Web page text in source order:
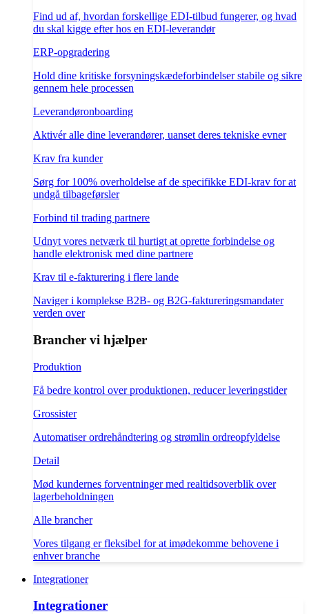
Find ud af, hvordan forskellige EDI-tilbud fungerer, og hvad
du skal kigge efter hos en EDI-leverandør
ERP-opgradering
Hold dine kritiske forsyningskædeforbindelser stabile og sikre
gennem hele processen
Leverandøronboarding
Aktivér alle dine leverandører, uanset deres tekniske evner
Krav fra kunder
Sørg for 100% overholdelse af de specifikke EDI-krav for at
undgå tilbageførsler
Forbind til trading partnere
Udnyt vores netværk til hurtigt at oprette forbindelse og
handle elektronisk med dine partnere
Krav til e-fakturering i flere lande
Naviger i komplekse B2B- og B2G-faktureringsmandater
verden over
Brancher vi hjælper
Produktion
Få bedre kontrol over produktionen, reducer leveringstider
Grossister
Automatiser ordrehåndtering og strømlin ordreopfyldelse
Detail
Mød kundernes forventninger med realtidsoverblik over
lagerbeholdningen
Alle brancher
Vores tilgang er fleksibel for at imødekomme behovene i
enhver branche
Integrationer
Integrationer